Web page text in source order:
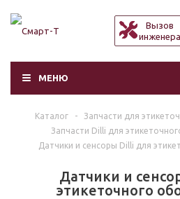
Вызов
инженера
МЕНЮ
Каталог - Запчасти для
Запчасти Dilli для
Датчики и сенсоры Dilli для
Датчики и
этикеточного